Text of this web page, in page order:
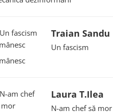
Traian Sandu
Un fascism
Laura T.Ilea
N-am chef să mor